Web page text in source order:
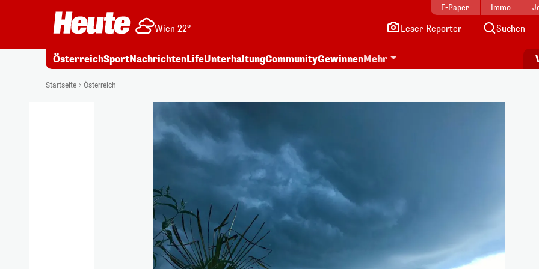
E-Paper Immo
Wien 22° Leser-Reporter Suchen
ÖsterreichSportNachrichtenLifeUnterhaltungCommunityGewinnenMehr
Startseite Österreich